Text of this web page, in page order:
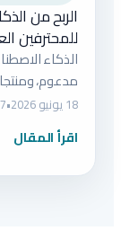
للمحترفين
الذكاء
مدعوم،
18 يونيو 2026 •7 دقائق قراءة
اقرأ المقال